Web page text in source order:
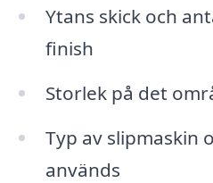
Ytans skick och
finish
Storlek på det
Typ av slipmaskin
används